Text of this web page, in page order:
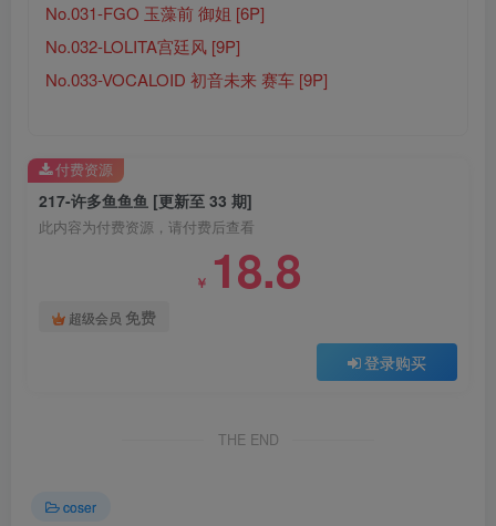
No.031-FGO 玉藻前 御姐 [6P]
No.032-LOLITA宫廷风 [9P]
No.033-VOCALOID 初音未来 赛车 [9P]
217-许多鱼鱼鱼 [更新至 33 期]
此内容为付费资源，请付费后查看
￥ 18.8
超级会员 免费
登录购买
付费资源
THE END
coser